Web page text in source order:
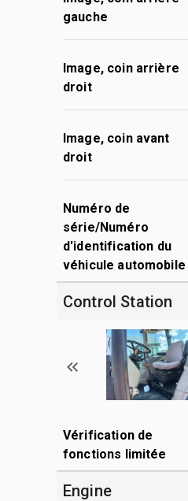
gauche
Image, coin arrière
droit
Image, coin avant
droit
Numéro de
série/Numéro
d'identification du
véhicule automobile
Control Station
Vérification de
fonctions limitée
Engine